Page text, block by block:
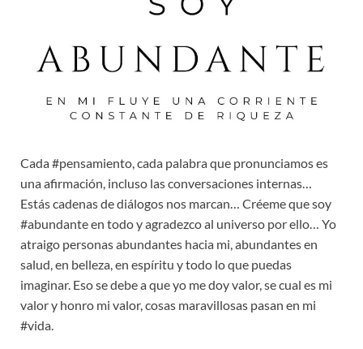
Cada #pensamiento, cada palabra que pronunciamos es
una afirmación, incluso las conversaciones internas…
Estás cadenas de diálogos nos marcan… Créeme que soy
#abundante en todo y agradezco al universo por ello… Yo
atraigo personas abundantes hacia mi, abundantes en
salud, en belleza, en espíritu y todo lo que puedas
imaginar. Eso se debe a que yo me doy valor, se cual es mi
valor y honro mi valor, cosas maravillosas pasan en mi
#vida.